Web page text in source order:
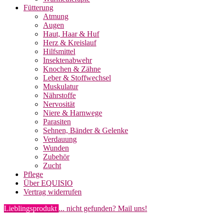
Fütterung
Atmung
Augen
Haut, Haar & Huf
Herz & Kreislauf
Hilfsmittel
Insektenabwehr
Knochen & Zähne
Leber & Stoffwechsel
Muskulatur
Nährstoffe
Nervosität
Niere & Harnwege
Parasiten
Sehnen, Bänder & Gelenke
Verdauung
Wunden
Zubehör
Zucht
Pflege
Über EQUISIO
Vertrag widerrufen
Lieblingsprodukt ... nicht gefunden? Mail uns!